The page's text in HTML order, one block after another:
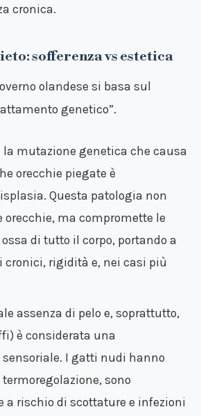
cronica.
sofferenza vs estetica
olandese si basa sul
genetico”.
la mutazione genetica che causa
orecchie piegate è
Questa patologia non
orecchie, ma compromette le
di tutto il corpo, portando a
cronici, rigidità e, nei casi più
assenza di pelo e, soprattutto,
è considerata una
I gatti nudi hanno
sono
a rischio di scottature e infezioni